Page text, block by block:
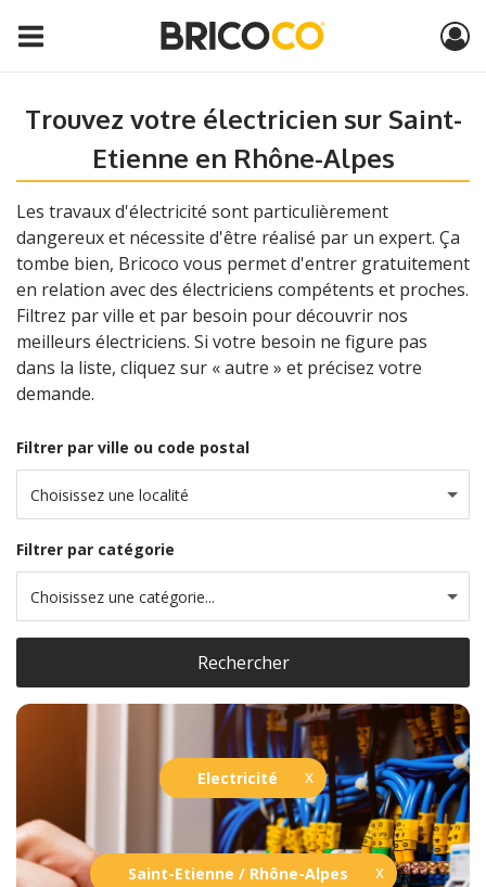
Electricité
Saint-Etienne / Rhône-Alpes
Trouvez votre électricien sur Saint-
Etienne en Rhône-Alpes
Les travaux d'électricité sont particulièrement
dangereux et nécessite d'être réalisé par un expert. Ça
tombe bien, Bricoco vous permet d'entrer gratuitement
en relation avec des électriciens compétents et proches.
Filtrez par ville et par besoin pour découvrir nos
meilleurs électriciens. Si votre besoin ne figure pas
dans la liste, cliquez sur « autre » et précisez votre
demande.
Filtrer par ville ou code postal
Choisissez une localité
Filtrer par catégorie
Choisissez une catégorie...
Rechercher